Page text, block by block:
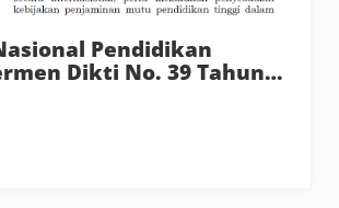
Pendidikan
Dikti No. 39 Tahun…